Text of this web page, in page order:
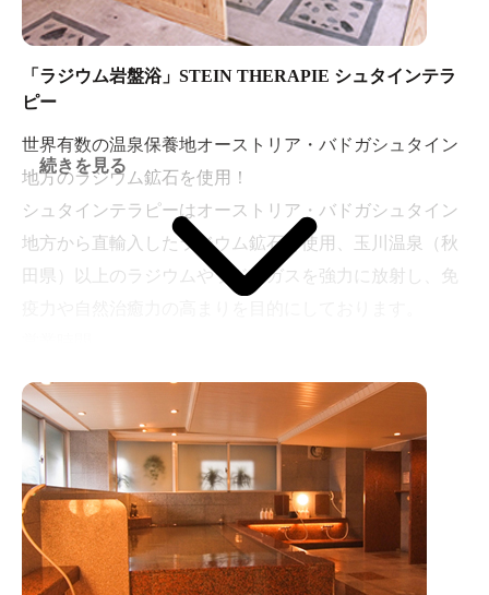
「ラジウム岩盤浴」STEIN THERAPIE シュタインテラ
ピー
世界有数の温泉保養地オーストリア・バドガシュタイン
地方のラジウム鉱石を使用！
シュタインテラピーはオーストリア・バドガシュタイン
地方から直輸入したラジウム鉱石を使用、玉川温泉（秋
田県）以上のラジウムやラドンガスを強力に放射し、免
ＣＬＯＳＥ 23：00
最終受付 22：00
続きを見る